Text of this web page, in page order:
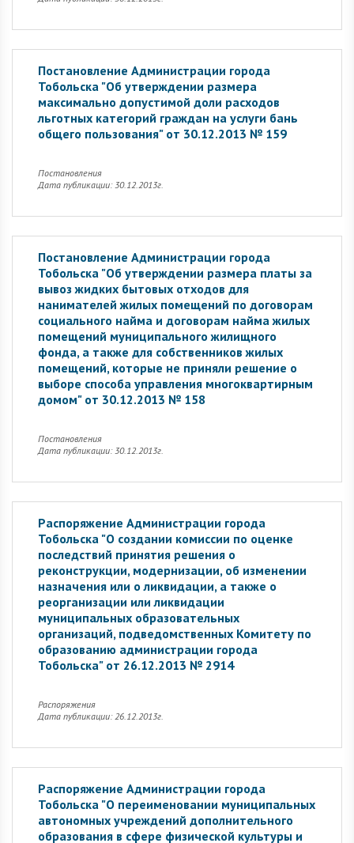
Постановление Администрации города
Тобольска "Об утверждении размера
максимально допустимой доли расходов
льготных категорий граждан на услуги бань
общего пользования" от 30.12.2013 № 159
Постановления
Дата публикации: 30.12.2013г.
Постановление Администрации города
Тобольска "Об утверждении размера платы за
вывоз жидких бытовых отходов для
нанимателей жилых помещений по договорам
социального найма и договорам найма жилых
помещений муниципального жилищного
фонда, а также для собственников жилых
помещений, которые не приняли решение о
выборе способа управления многоквартирным
домом" от 30.12.2013 № 158
Постановления
Дата публикации: 30.12.2013г.
Распоряжение Администрации города
Тобольска "О создании комиссии по оценке
последствий принятия решения о
реконструкции, модернизации, об изменении
назначения или о ликвидации, а также о
реорганизации или ликвидации
муниципальных образовательных
организаций, подведомственных Комитету по
образованию администрации города
Тобольска" от 26.12.2013 № 2914
Распоряжения
Дата публикации: 26.12.2013г.
Распоряжение Администрации города
Тобольска "О переименовании муниципальных
автономных учреждений дополнительного
образования в сфере физической культуры и